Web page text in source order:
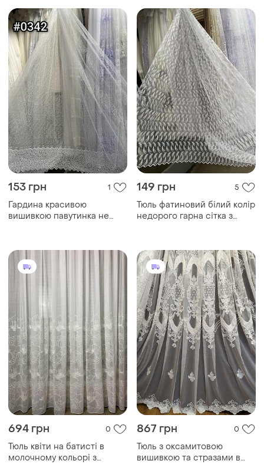
гостьовий
залу гостьовий
153 грн 1
Гардина красивою
вишивкою павутинка не
для спальні гостьовий
149 грн 5
Тюль фатиновий білий колір
недорого гарна сітка з
694 грн 0
Тюль квіти на батисті в
молочному кольорі з
867 грн 0
Тюль з оксамитовою
вишивкою та стразами в